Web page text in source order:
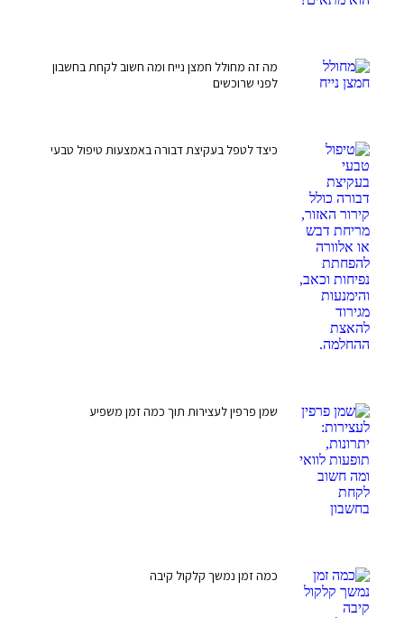
מה זה מחולל חמצן נייח ומה חשוב לקחת בחשבון
לפני שרוכשים
כיצד לטפל בעקיצת דבורה באמצעות טיפול טבעי
שמן פרפין לעצירות תוך כמה זמן משפיע
כמה זמן נמשך קלקול קיבה